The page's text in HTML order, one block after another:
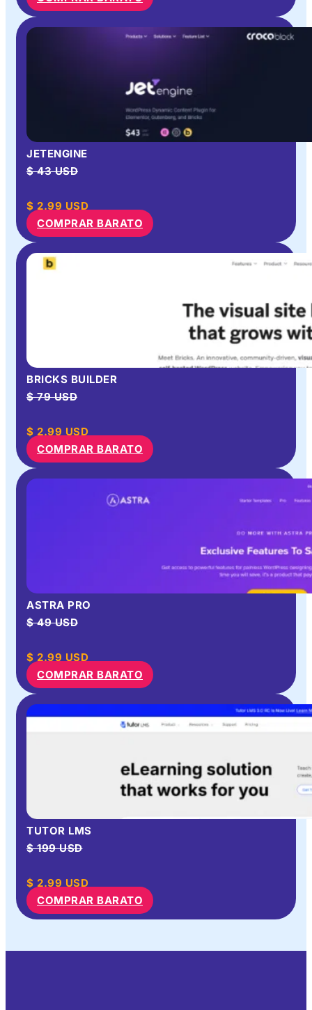
JETENGINE
$ 43 USD
$ 2.99 USD
COMPRAR BARATO
BRICKS BUILDER
$ 79 USD
$ 2.99 USD
COMPRAR BARATO
ASTRA PRO
$ 49 USD
$ 2.99 USD
COMPRAR BARATO
TUTOR LMS
$ 199 USD
$ 2.99 USD
COMPRAR BARATO